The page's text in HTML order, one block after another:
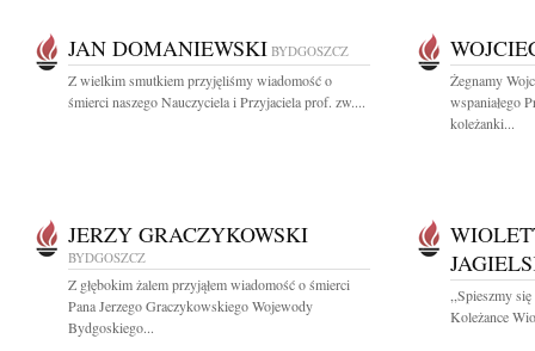
JAN DOMANIEWSKI BYDGOSZCZ
Z wielkim smutkiem przyjęliśmy wiadomość o
śmierci naszego Nauczyciela i Przyjaciela prof. zw....
Żegnamy
wspaniałego
koleżanki...
JERZY GRACZYKOWSKI
BYDGOSZCZ
Z głębokim żalem przyjąłem wiadomość o śmierci
Pana Jerzego Graczykowskiego Wojewody
Bydgoskiego...
,,Spieszmy
Koleżance